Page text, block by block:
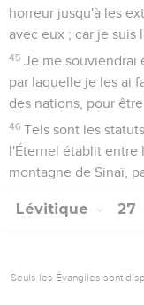
horreur jusqu'à les
avec eux ; car je suis
45 Je me souviendrai
par laquelle je les ai
des nations, pour
46 Tels sont les
l'Éternel établit entre
montagne de Sinaï,
Lévitique 27
Seuls les Évangiles sont